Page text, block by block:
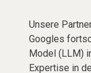
Unsere
Googles
Model (LLM)
Expertise in